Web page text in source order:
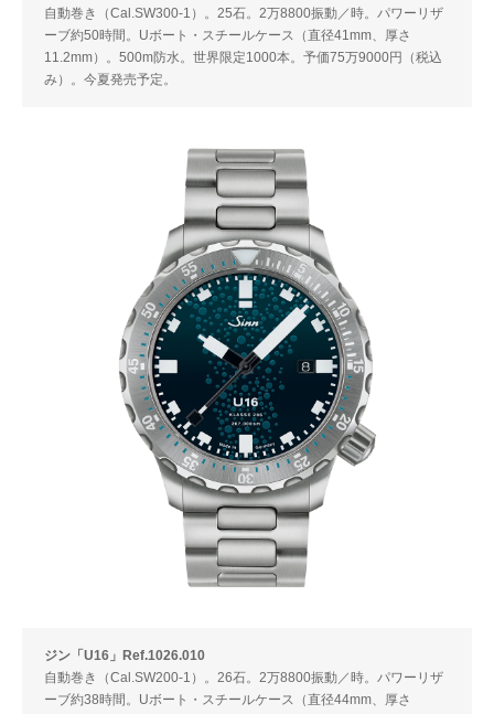
自動巻き（Cal.SW300-1）。25石。2万8800振動／時。パワーリザ
ーブ約50時間。Uボート・スチールケース（直径41mm、厚さ
11.2mm）。500m防水。世界限定1000本。予価75万9000円（税込
み）。今夏発売予定。
ジン「U16」Ref.1026.010
自動巻き（Cal.SW200-1）。26石。2万8800振動／時。パワーリザ
ーブ約38時間。Uボート・スチールケース（直径44mm、厚さ